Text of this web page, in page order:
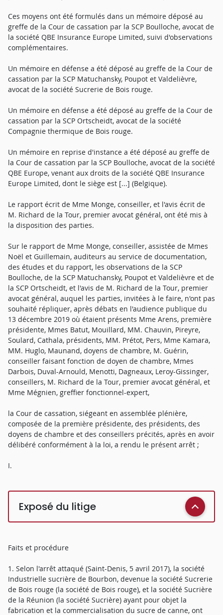
Ces moyens ont été formulés dans un mémoire déposé au
greffe de la Cour de cassation par la SCP Boulloche, avocat de
la société QBE Insurance Europe Limited, suivi d'observations
complémentaires.
Un mémoire en défense a été déposé au greffe de la Cour de
cassation par la SCP Matuchansky, Poupot et Valdelièvre,
avocat de la société Sucrerie de Bois rouge.
Un mémoire en défense a été déposé au greffe de la Cour de
cassation par la SCP Ortscheidt, avocat de la société
Compagnie thermique de Bois rouge.
Un mémoire en reprise d'instance a été déposé au greffe de
la Cour de cassation par la SCP Boulloche, avocat de la société
QBE Europe, venant aux droits de la société QBE Insurance
Europe Limited, dont le siège est [...] (Belgique).
Le rapport écrit de Mme Monge, conseiller, et l'avis écrit de
M. Richard de la Tour, premier avocat général, ont été mis à
la disposition des parties.
Sur le rapport de Mme Monge, conseiller, assistée de Mmes
Noël et Guillemain, auditeurs au service de documentation,
des études et du rapport, les observations de la SCP
Boulloche, de la SCP Matuchansky, Poupot et Valdelièvre et de
la SCP Ortscheidt, et l'avis de M. Richard de la Tour, premier
avocat général, auquel les parties, invitées à le faire, n'ont pas
souhaité répliquer, après débats en l'audience publique du
13 décembre 2019 où étaient présents Mme Arens, première
présidente, Mmes Batut, Mouillard, MM. Chauvin, Pireyre,
Soulard, Cathala, présidents, MM. Prétot, Pers, Mme Kamara,
MM. Huglo, Maunand, doyens de chambre, M. Guérin,
conseiller faisant fonction de doyen de chambre, Mmes
Darbois, Duval-Arnould, Menotti, Dagneaux, Leroy-Gissinger,
conseillers, M. Richard de la Tour, premier avocat général, et
Mme Mégnien, greffier fonctionnel-expert,
la Cour de cassation, siégeant en assemblée plénière,
composée de la première présidente, des présidents, des
doyens de chambre et des conseillers précités, après en avoir
délibéré conformément à la loi, a rendu le présent arrêt ;
I.
Exposé du litige
Faits et procédure
1. Selon l'arrêt attaqué (Saint-Denis, 5 avril 2017), la société
Industrielle sucrière de Bourbon, devenue la société Sucrerie
de Bois rouge (la société de Bois rouge), et la société Sucrière
de la Réunion (la société Sucrière) ayant pour objet la
fabrication et la commercialisation du sucre de canne, ont